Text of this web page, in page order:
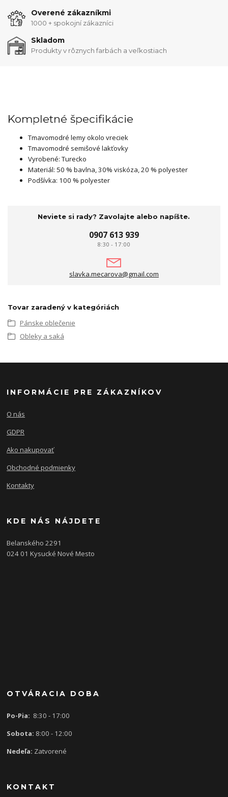
Overené zákazníkmi
1000 + spokojní zákazníci
Skladom
Produkty v rôznych farbách a veľkostiach
Kompletné špecifikácie
Tmavomodré lemy okolo vreciek
Tmavomodré semišové lakťovky
Vyrobené: Turecko
Materiál: 50 % bavlna, 30% viskóza, 20 % polyester
Podšívka: 100 % polyester
Neviete si rady? Zavolajte alebo napíšte.
0907 613 939
8:30 - 17:00
slavka.mecarova@gmail.com
Tovar zaradený v kategóriách
Pánske oblečenie
Obleky a saká
INFORMÁCIE PRE ZÁKAZNÍKOV
O nás
GDPR
Ako nakupovať
Obchodné podmienky
Kontakty
KDE NÁS NÁJDETE
Belanského 2291
024 01 Kysucké Nové Mesto
OTVÁRACIA DOBA
Po-Pia: 8:30 - 17:00
Sobota: 8:00 - 12:00
Nedeľa: Zatvorené
KONTAKT